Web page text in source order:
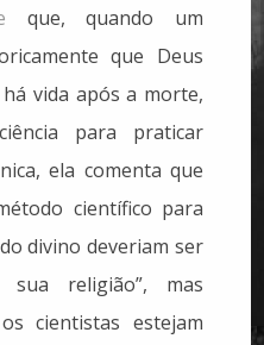
que, quando um
que Deus
vida após a morte,
para praticar
ela comenta que
científico para
divino deveriam ser
religião”, mas
cientistas estejam